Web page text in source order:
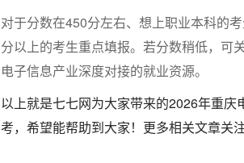
对于分数在450分左右、想上职业本科的
分以上的考生重点填报。若分数稍低，可
电子信息产业深度对接的就业资源。
以上就是七七网为大家带来的2026年重
考，希望能帮助到大家！更多相关文章关注